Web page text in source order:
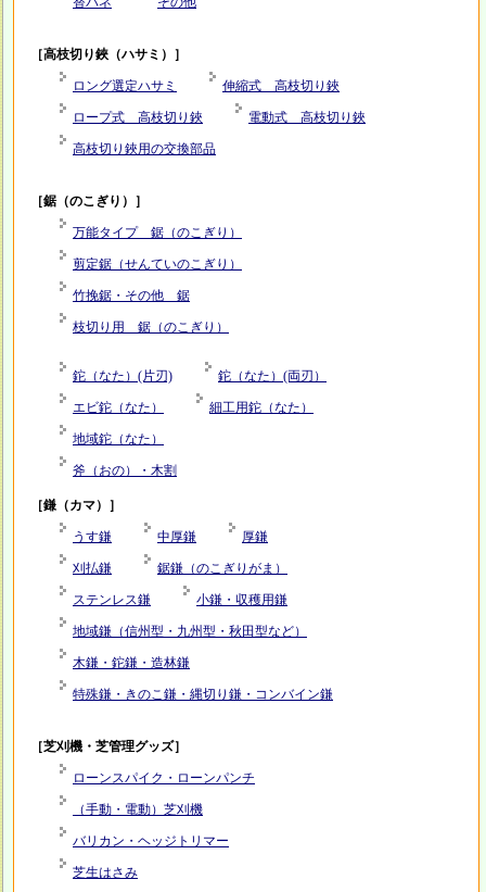
［高枝切り鋏（ハサミ）］
ロング選定ハサミ 伸縮式 高枝切り鋏
ロープ式 高枝切り鋏 電動式 高枝切り鋏
高枝切り鋏用の交換部品
［鋸（のこぎり）］
万能タイプ 鋸（のこぎり）
剪定鋸（せんていのこぎり）
竹挽鋸・その他 鋸
枝切り用 鋸（のこぎり）
鉈（なた）(片刃) 鉈（なた）(両刃）
エビ鉈（なた） 細工用鉈（なた）
地域鉈（なた）
斧（おの）・木割
［鎌（カマ）］
うす鎌 中厚鎌 厚鎌
刈払鎌 鋸鎌（のこぎりがま）
ステンレス鎌 小鎌・収穫用鎌
地域鎌（信州型・九州型・秋田型など）
木鎌・鉈鎌・造林鎌
特殊鎌・きのこ鎌・縄切り鎌・コンバイン鎌
［芝刈機・芝管理グッズ］
ローンスパイク・ローンパンチ
（手動・電動）芝刈機
バリカン・ヘッジトリマー
芝生はさみ